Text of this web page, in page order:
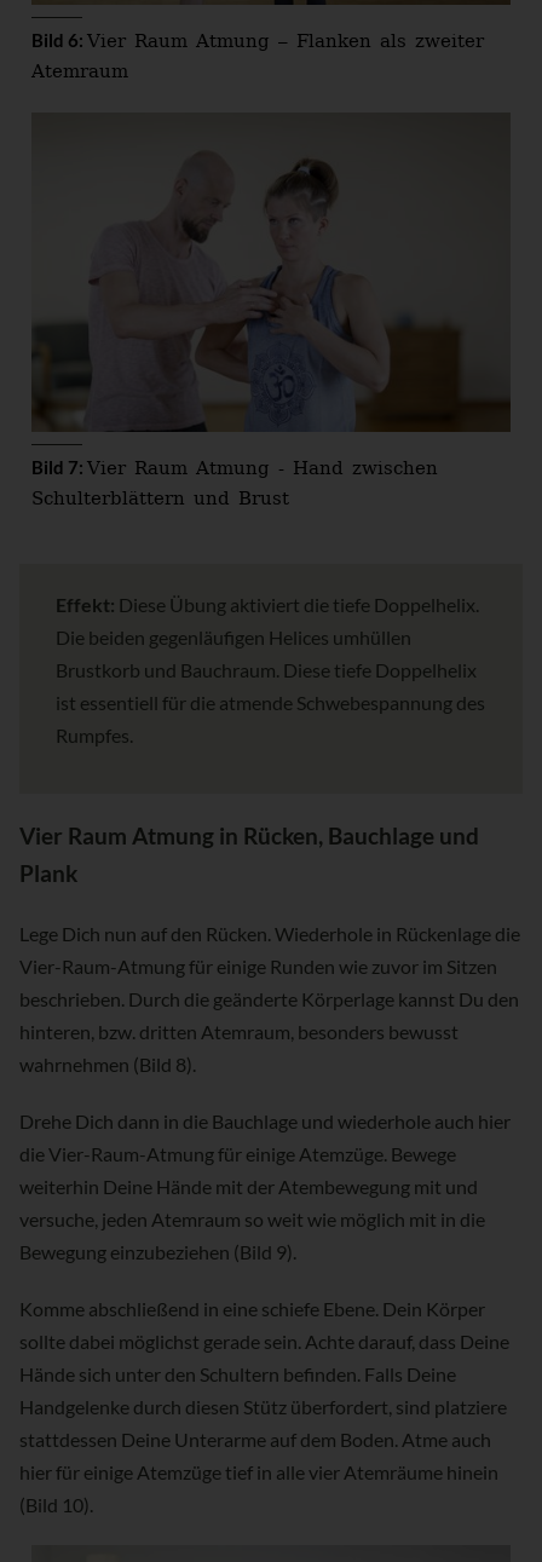
Bild 6: Vier Raum Atmung – Flanken als zweiter
Atemraum
Bild 7: Vier Raum Atmung - Hand zwischen
Schulterblättern und Brust
Effekt: Diese Übung aktiviert die tiefe Doppelhelix.
Die beiden gegenläufigen Helices umhüllen
Brustkorb und Bauchraum. Diese tiefe Doppelhelix
ist essentiell für die atmende Schwebespannung des
Rumpfes.
Vier Raum Atmung in Rücken, Bauchlage und
Plank
Lege Dich nun auf den Rücken. Wiederhole in Rückenlage die
Vier-Raum-Atmung für einige Runden wie zuvor im Sitzen
beschrieben. Durch die geänderte Körperlage kannst Du den
hinteren, bzw. dritten Atemraum, besonders bewusst
wahrnehmen (Bild 8).
Drehe Dich dann in die Bauchlage und wiederhole auch hier
die Vier-Raum-Atmung für einige Atemzüge. Bewege
weiterhin Deine Hände mit der Atembewegung mit und
versuche, jeden Atemraum so weit wie möglich mit in die
Bewegung einzubeziehen (Bild 9).
Komme abschließend in eine schiefe Ebene. Dein Körper
sollte dabei möglichst gerade sein. Achte darauf, dass Deine
Hände sich unter den Schultern befinden. Falls Deine
Handgelenke durch diesen Stütz überfordert, sind platziere
stattdessen Deine Unterarme auf dem Boden. Atme auch
hier für einige Atemzüge tief in alle vier Atemräume hinein
(Bild 10).